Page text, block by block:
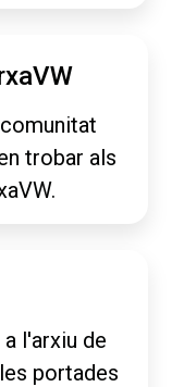
trobar als
l'arxiu de
portades